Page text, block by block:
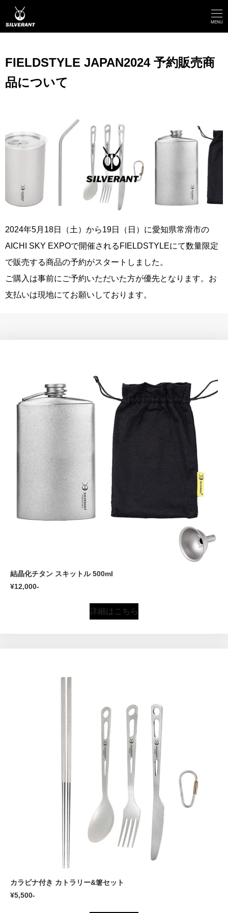
イ
コ
テ
へ
MENU
FIELDSTYLE JAPAN2024 予約販売商
品について
2024年5月18日（土）から19日（日）に愛知県常滑市の
AICHI SKY EXPOで開催されるFIELDSTYLEにて数量限定
で販売する商品の予約がスタートしました。
ご購入は事前にご予約いただいた方が優先となります。お
支払いは現地にてお願いしております。
結晶化チタン スキットル 500ml
¥12,000-
詳細はこちら
カラビナ付き カトラリー&箸セット
¥5,500-